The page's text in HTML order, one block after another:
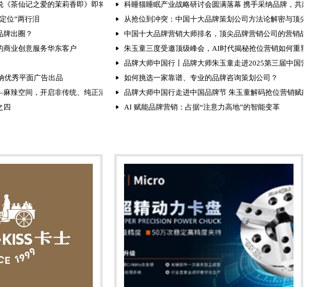
道
茶仙记之爱的茉莉香即》即将出版
位”两行泪
牌出圈？
业创意服务华东客户
优秀平面广告出品
辣空间，开启非传统、纯正清油火锅时代
四
科睡猫睡眠产业战略研讨会圆满落幕 携手采纳品牌，共建健康产
从抢位到冲突：中国十大品牌策划公司方法论解密与顶尖品牌策
中国十大品牌营销大师排名，顶尖品牌营销公司的营销战法解析
朱玉童三度受邀顶级峰会，AI时代揭秘抢位营销如何重塑行业格
品牌大师中国行丨品牌大师朱玉童走进2025第三届中国营销赋能
如何挑选一家靠谱、专业的品牌咨询策划公司？
品牌大师中国行走进中国品牌节 朱玉童解码抢位营销赋能品牌全
AI 赋能品牌营销：占据“注意力高地”的智能变革